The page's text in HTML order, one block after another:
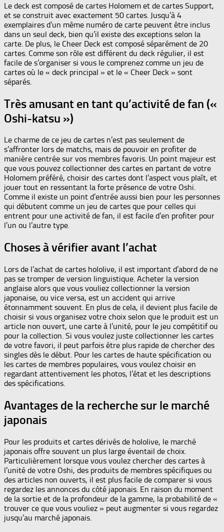
Le deck est composé de cartes Holomem et de cartes Support,
et se construit avec exactement 50 cartes. Jusqu’à 4
exemplaires d’un même numéro de carte peuvent être inclus
dans un seul deck, bien qu’il existe des exceptions selon la
carte. De plus, le Cheer Deck est composé séparément de 20
cartes. Comme son rôle est différent du deck régulier, il est
facile de s’organiser si vous le comprenez comme un jeu de
cartes où le « deck principal » et le « Cheer Deck » sont
séparés.
Très amusant en tant qu’activité de fan («
Oshi-katsu »)
Le charme de ce jeu de cartes n’est pas seulement de
s’affronter lors de matchs, mais de pouvoir en profiter de
manière centrée sur vos membres favoris. Un point majeur est
que vous pouvez collectionner des cartes en partant de votre
Holomem préféré, choisir des cartes dont l’aspect vous plaît, et
jouer tout en ressentant la forte présence de votre Oshi.
Comme il existe un point d’entrée aussi bien pour les personnes
qui débutent comme un jeu de cartes que pour celles qui
entrent pour une activité de fan, il est facile d’en profiter pour
l’un ou l’autre type.
Choses à vérifier avant l’achat
Lors de l’achat de cartes hololive, il est important d’abord de ne
pas se tromper de version linguistique. Acheter la version
anglaise alors que vous vouliez collectionner la version
japonaise, ou vice versa, est un accident qui arrive
étonnamment souvent. En plus de cela, il devient plus facile de
choisir si vous organisez votre choix selon que le produit est un
article non ouvert, une carte à l’unité, pour le jeu compétitif ou
pour la collection. Si vous voulez juste collectionner les cartes
de votre favori, il peut parfois être plus rapide de chercher des
singles dès le début. Pour les cartes de haute spécification ou
les cartes de membres populaires, vous voulez choisir en
regardant attentivement les photos, l’état et les descriptions
des spécifications.
Avantages de la recherche sur le marché
japonais
Pour les produits et cartes dérivés de hololive, le marché
japonais offre souvent un plus large éventail de choix.
Particulièrement lorsque vous voulez chercher des cartes à
l’unité de votre Oshi, des produits de membres spécifiques ou
des articles non ouverts, il est plus facile de comparer si vous
regardez les annonces du côté japonais. En raison du moment
de la sortie et de la profondeur de la gamme, la probabilité de «
trouver ce que vous vouliez » peut augmenter si vous regardez
jusqu’au marché japonais.